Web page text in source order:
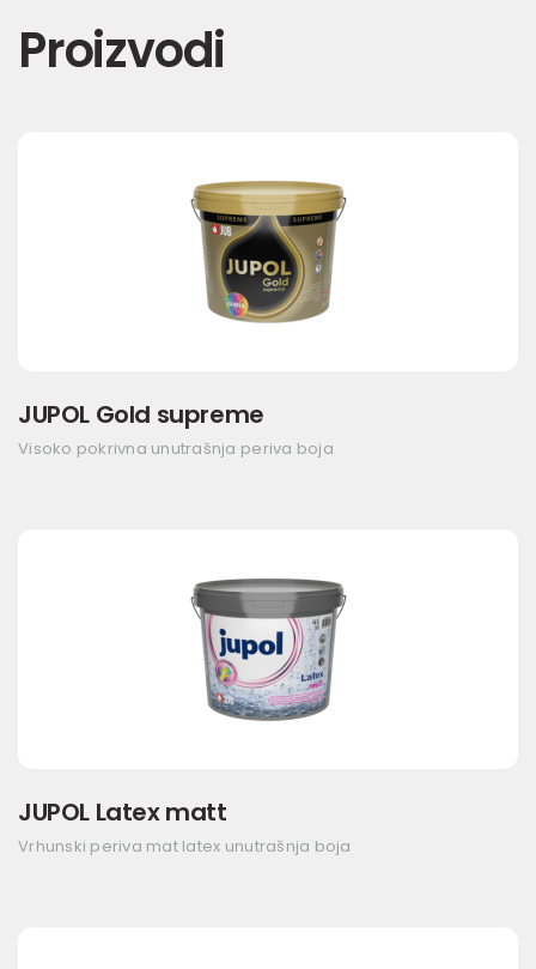
Proizvodi
JUPOL Gold supreme
Visoko pokrivna unutrašnja periva boja
JUPOL Latex matt
Vrhunski periva mat latex unutrašnja boja